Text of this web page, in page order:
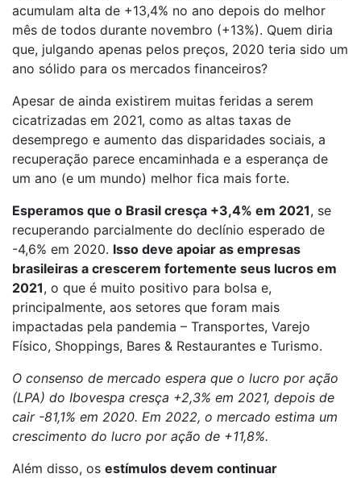
acumulam alta de +13,4% no ano depois do melhor
mês de todos durante novembro (+13%). Quem diria
que, julgando apenas pelos preços, 2020 teria sido um
ano sólido para os mercados financeiros?
Apesar de ainda existirem muitas feridas a serem
cicatrizadas em 2021, como as altas taxas de
desemprego e aumento das disparidades sociais, a
recuperação parece encaminhada e a esperança de
um ano (e um mundo) melhor fica mais forte.
Esperamos que o Brasil cresça +3,4% em 2021, se
recuperando parcialmente do declínio esperado de
-4,6% em 2020. Isso deve apoiar as empresas
brasileiras a crescerem fortemente seus lucros em
2021, o que é muito positivo para bolsa e,
principalmente, aos setores que foram mais
impactadas pela pandemia – Transportes, Varejo
Físico, Shoppings, Bares & Restaurantes e Turismo.
O consenso de mercado espera que o lucro por ação
(LPA) do Ibovespa cresça +2,3% em 2021, depois de
cair -81,1% em 2020. Em 2022, o mercado estima um
crescimento do lucro por ação de +11,8%.
Além disso, os estímulos devem continuar